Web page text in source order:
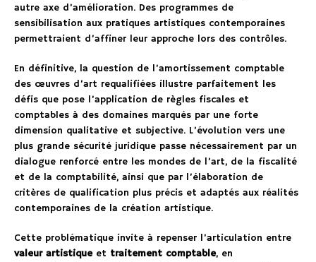
autre axe d’amélioration. Des programmes de
sensibilisation aux pratiques artistiques contemporaines
permettraient d’affiner leur approche lors des contrôles.
En définitive, la question de l’amortissement comptable
des œuvres d’art requalifiées illustre parfaitement les
défis que pose l’application de règles fiscales et
comptables à des domaines marqués par une forte
dimension qualitative et subjective. L’évolution vers une
plus grande sécurité juridique passe nécessairement par un
dialogue renforcé entre les mondes de l’art, de la fiscalité
et de la comptabilité, ainsi que par l’élaboration de
critères de qualification plus précis et adaptés aux réalités
contemporaines de la création artistique.
Cette problématique invite à repenser l’articulation entre
valeur artistiqueet traitement comptable, en